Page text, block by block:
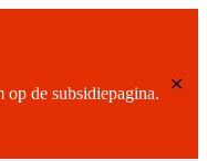
op de subsidiepagina.